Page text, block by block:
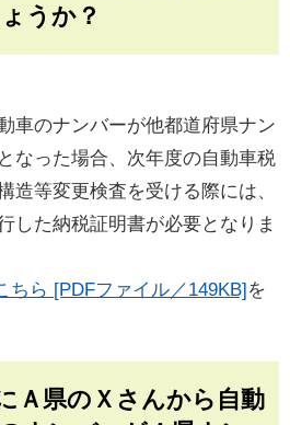
うか？
車のナンバーが他都道府県ナン
なった場合、次年度の自動車税
造等変更検査を受ける際には、
した納税証明書が必要となりま
ちら [PDFファイル／149KB]を
Ａ県のＸさんから自動